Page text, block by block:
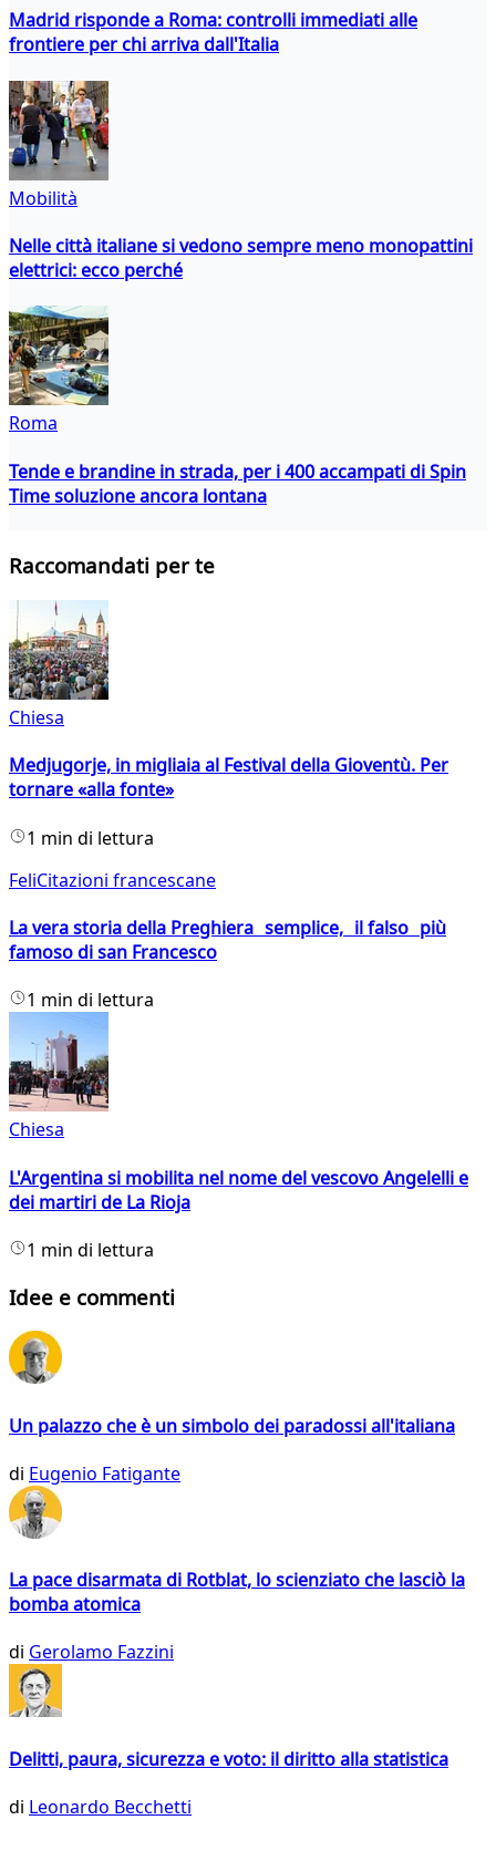
Madrid risponde a Roma: controlli immediati alle
frontiere per chi arriva dall'Italia
Mobilità
Nelle città italiane si vedono sempre meno monopattini
elettrici: ecco perché
Roma
Tende e brandine in strada, per i 400 accampati di Spin
Time soluzione ancora lontana
Raccomandati per te
Chiesa
Medjugorje, in migliaia al Festival della Gioventù. Per
tornare «alla fonte»
1 min di lettura
FeliCitazioni francescane
La vera storia della Preghiera semplice, il falso più
famoso di san Francesco
1 min di lettura
Chiesa
L'Argentina si mobilita nel nome del vescovo Angelelli e
dei martiri de La Rioja
1 min di lettura
Idee e commenti
Un palazzo che è un simbolo dei paradossi all'italiana
di Eugenio Fatigante
La pace disarmata di Rotblat, lo scienziato che lasciò la
bomba atomica
di Gerolamo Fazzini
Delitti, paura, sicurezza e voto: il diritto alla statistica
di Leonardo Becchetti